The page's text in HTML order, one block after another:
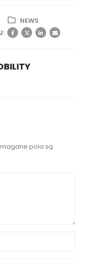
NEWS
pola są